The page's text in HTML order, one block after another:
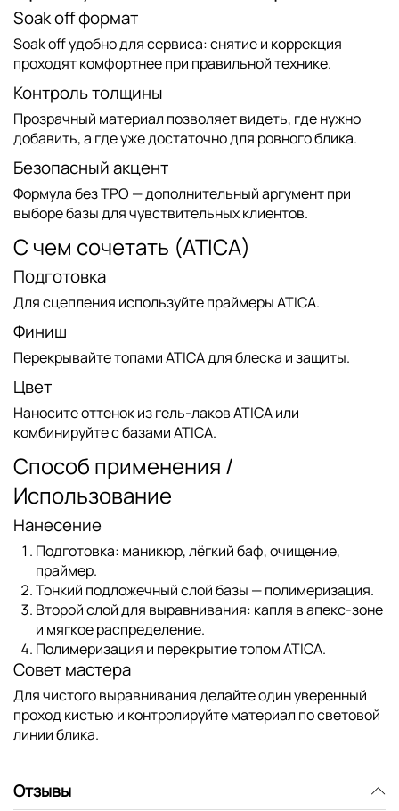
Soak off формат
Soak offудобно для сервиса: снятие и коррекция
проходят комфортнее при правильной технике.
Контроль толщины
Прозрачный материал позволяет видеть, где нужно
добавить, а где уже достаточно для ровного блика.
Безопасный акцент
Формулабез TPO — дополнительный аргумент при
выборе базы для чувствительных клиентов.
С чем сочетать (ATICA)
Подготовка
Для сцепления используйтепраймеры ATICA.
Финиш
Перекрывайтетопами ATICAдля блеска и защиты.
Цвет
Наносите оттенок изгель-лаков ATICAили
комбинируйте сбазами ATICA.
Способ применения /
Использование
Нанесение
Подготовка: маникюр, лёгкий баф, очищение,
праймер.
Тонкий подложечный слой базы — полимеризация.
Второй слой для выравнивания: капля в апекс-зоне
и мягкое распределение.
Полимеризация и перекрытиетопом ATICA.
Совет мастера
Для чистого выравнивания делайте один уверенный
проход кистью и контролируйте материал по световой
линии блика.
Отзывы